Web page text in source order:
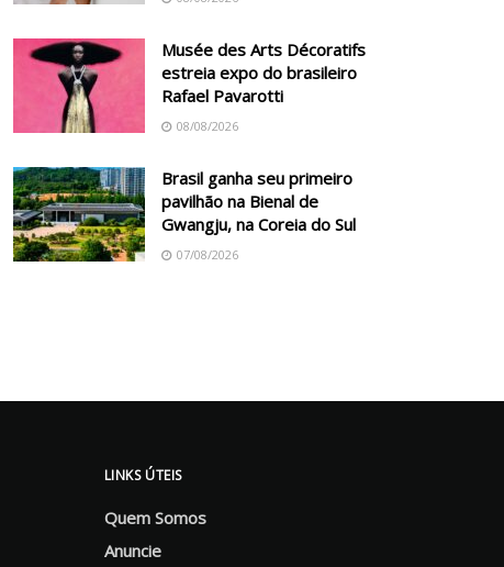
Musée des Arts Décoratifs
estreia expo do brasileiro
Rafael Pavarotti
08/08/2026
Brasil ganha seu primeiro
pavilhão na Bienal de
Gwangju, na Coreia do Sul
07/08/2026
LINKS ÚTEIS
Quem Somos
Anuncie